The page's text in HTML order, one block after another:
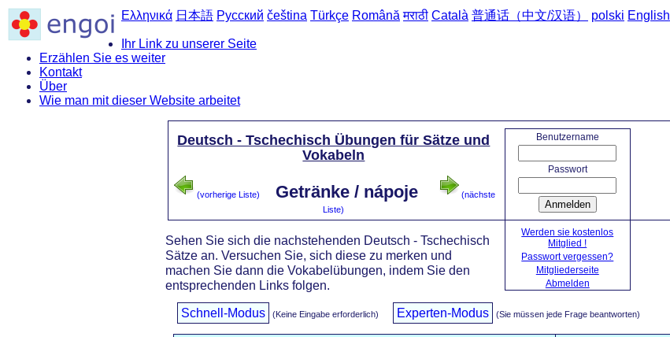
Ελληνικά 日本語 Русский čeština Türkçe Română मराठी Català 普通话（中文/汉语） polski English
Ihr Link zu unserer Seite
Erzählen Sie es weiter
Kontakt
Über
Wie man mit dieser Website arbeitet
Benutzername
Passwort
Anmelden
Werden sie kostenlos
Mitglied !
Passwort vergessen?
Mitgliederseite
Abmelden
Deutsch - Tschechisch Übungen für Sätze und
Vokabeln
(vorherige Liste) Getränke / nápoje
(nächste
Liste)
Sehen Sie sich die nachstehenden Deutsch - Tschechisch
Sätze an. Versuchen Sie, sich diese zu merken und
machen Sie dann die Vokabelübungen, indem Sie den
entsprechenden Links folgen.
Schnell-Modus (Keine Eingabe erforderlich) Experten-Modus (Sie müssen jede Frage beantworten)